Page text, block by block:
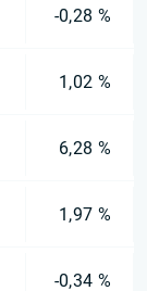
-0,28 %
1,02 %
6,28 %
1,97 %
-0,34 %